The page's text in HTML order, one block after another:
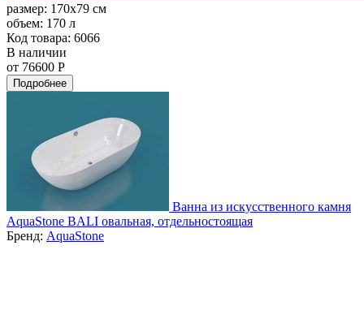
размер: 170x79 см
объем: 170 л
Код товара: 6066
В наличии
от 76600 Р
Подробнее
Ванна из искусственного камня
AquaStone BALI овальная, отдельностоящая
Бренд: AquaStone